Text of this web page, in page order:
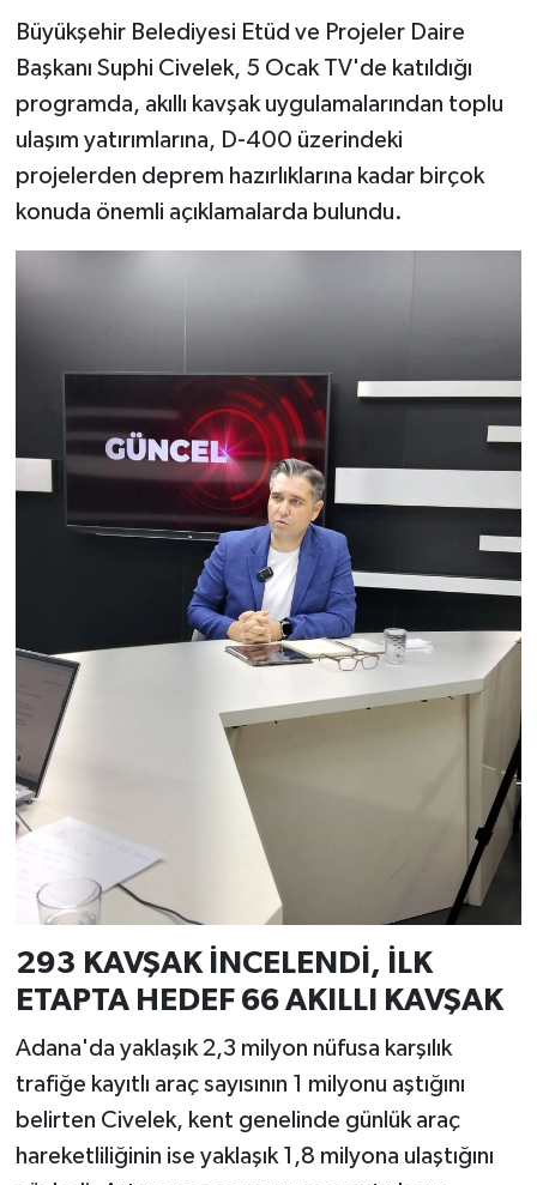
Büyükşehir Belediyesi Etüd ve Projeler Daire
Başkanı Suphi Civelek, 5 Ocak TV'de katıldığı
programda, akıllı kavşak uygulamalarından toplu
ulaşım yatırımlarına, D-400 üzerindeki
projelerden deprem hazırlıklarına kadar birçok
konuda önemli açıklamalarda bulundu.
293 KAVŞAK İNCELENDİ, İLK
ETAPTA HEDEF 66 AKILLI KAVŞAK
Adana'da yaklaşık 2,3 milyon nüfusa karşılık
trafiğe kayıtlı araç sayısının 1 milyonu aştığını
belirten Civelek, kent genelinde günlük araç
hareketliliğinin ise yaklaşık 1,8 milyona ulaştığını